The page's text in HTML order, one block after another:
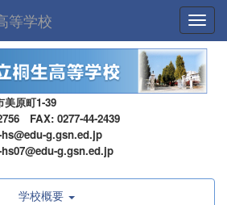
等学校
原町1-39
0277-44-2439
hs@edu-g.gsn.ed.jp
hs07@edu-g.gsn.ed.jp
学校概要